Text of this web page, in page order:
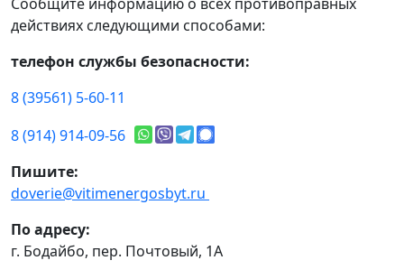
действиях следующими способами:
телефон службы безопасности:
8 (39561) 5-60-11
8 (914) 914-09-56
Пишите:
doverie@vitimenergosbyt.ru
По адресу:
г. Бодайбо, пер. Почтовый, 1А